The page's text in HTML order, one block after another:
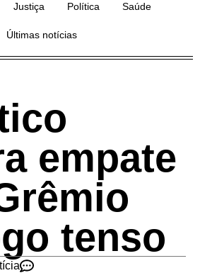
Justiça Política Saúde
Últimas notícias
empate
tenso